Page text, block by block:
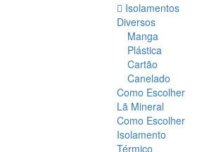
Isolamentos
Diversos
Manga
Plástica
Cartão
Canelado
Como Escolher
Lã Mineral
Como Escolher
Isolamento
Térmico